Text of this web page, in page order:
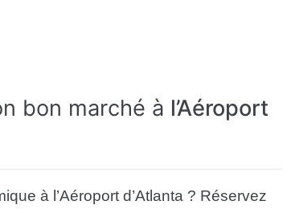
bon marché à l’Aéroport
à l’Aéroport d’Atlanta ? Réservez